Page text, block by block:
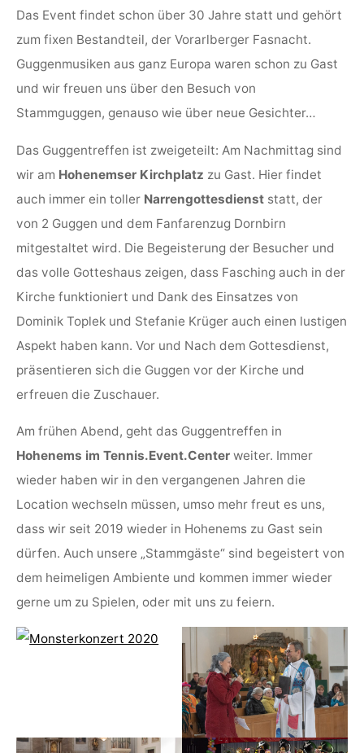
Das Event findet schon über 30 Jahre statt und gehört
zum fixen Bestandteil, der Vorarlberger Fasnacht.
Guggenmusiken aus ganz Europa waren schon zu Gast
und wir freuen uns über den Besuch von
Stammguggen, genauso wie über neue Gesichter…
Das Guggentreffen ist zweigeteilt: Am Nachmittag sind
wir am Hohenemser Kirchplatz zu Gast. Hier findet
auch immer ein toller Narrengottesdienst statt, der
von 2 Guggen und dem Fanfarenzug Dornbirn
mitgestaltet wird. Die Begeisterung der Besucher und
das volle Gotteshaus zeigen, dass Fasching auch in der
Kirche funktioniert und Dank des Einsatzes von
Dominik Toplek und Stefanie Krüger auch einen lustigen
Aspekt haben kann. Vor und Nach dem Gottesdienst,
präsentieren sich die Guggen vor der Kirche und
erfreuen die Zuschauer.
Am frühen Abend, geht das Guggentreffen in
Hohenems im Tennis.Event.Center weiter. Immer
wieder haben wir in den vergangenen Jahren die
Location wechseln müssen, umso mehr freut es uns,
dass wir seit 2019 wieder in Hohenems zu Gast sein
dürfen. Auch unsere „Stammgäste“ sind begeistert von
dem heimeligen Ambiente und kommen immer wieder
gerne um zu Spielen, oder mit uns zu feiern.